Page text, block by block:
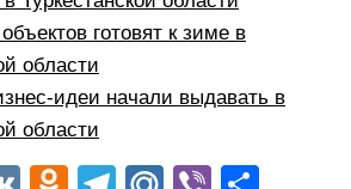
готовят к зиме в
области
идеи начали выдавать в
области